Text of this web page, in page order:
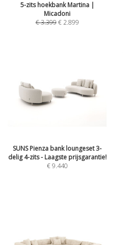
5-zits hoekbank Martina |
Micadoni
€3.399 €2.899
SUNS Pienza bank loungeset 3-
delig 4-zits - Laagste prijsgarantie!
€9.440